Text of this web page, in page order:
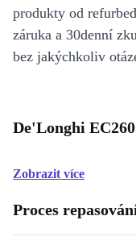
produkty od
záruka a 30denní
bez jakýchkoliv
De'Longhi
Zobrazit více
Proces